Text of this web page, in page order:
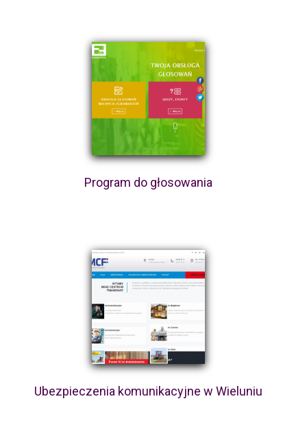
Program do głosowania
Ubezpieczenia komunikacyjne w Wieluniu